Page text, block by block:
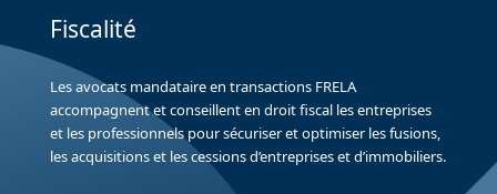
Fiscalité
Les avocats mandataire en transactions FRELA
accompagnent et conseillent en droit fiscal les entreprises
et les professionnels pour sécuriser et optimiser les fusions,
les acquisitions et les cessions d’entreprises et d’immobiliers.